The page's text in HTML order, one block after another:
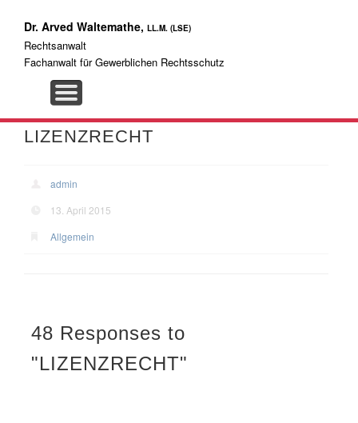
Rechts-Anwaltskanzlei
Lizenzrecht – Software
Urheberrecht Patent
Dr. Arved Waltemathe, LL.M. (LSE)
Rechtsanwalt
Fachanwalt für Gewerblichen Rechtsschutz
IMPRESSUM/DATENSCHUTZ
LIZENZRECHT
admin
13. April 2015
Allgemein
48 Responses to
"LIZENZRECHT"